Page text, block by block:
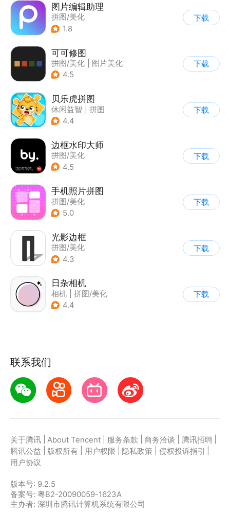
图片编辑助理
拼图/美化
1.8
下载
可可修图
拼图/美化
图片美化
4.5
下载
贝乐虎拼图
休闲益智
拼图
| 学习教育
4.4
下载
边框水印大师
拼图/美化
4.5
下载
手机照片拼图
拼图/美化
5.0
下载
光影边框
拼图/美化
4.3
下载
日杂相机
相机
拼图/美化
| 图片美化
4.4
下载
联系我们
关于腾讯 About Tencent 服务条款 商务洽谈 腾讯招聘
腾讯公益
版权所有 用户权限 隐私政策 侵权投诉指引
用户协议
版本号: 9.2.5
备案号: 粤B2-20090059-1623A
主办者: 深圳市腾讯计算机系统有限公司